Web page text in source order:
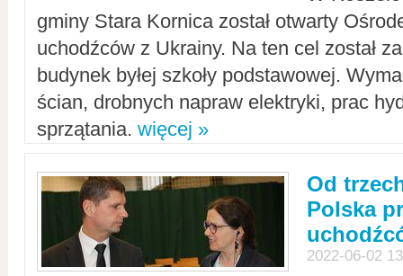
gminy Stara Kornica został otwarty
uchodźców z Ukrainy. Na ten cel został
budynek byłej szkoły podstawowej.
ścian, drobnych napraw elektryki, prac
sprzątania. więcej »
Od
Polska
2022-06-02